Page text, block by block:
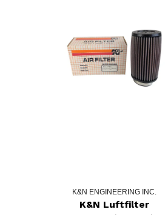
K&N ENGINEERING INC.
K&N Luftfilter